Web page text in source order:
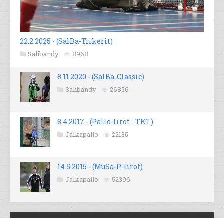
22.2.2025 - (SalBa-Tiikerit)
Salibandy 8968
8.11.2020 - (SalBa-Classic)
Salibandy 26856
8.4.2017 - (Pallo-Iirot - TKT)
Jalkapallo 22135
14.5.2015 - (MuSa-P-Iirot)
Jalkapallo 52396